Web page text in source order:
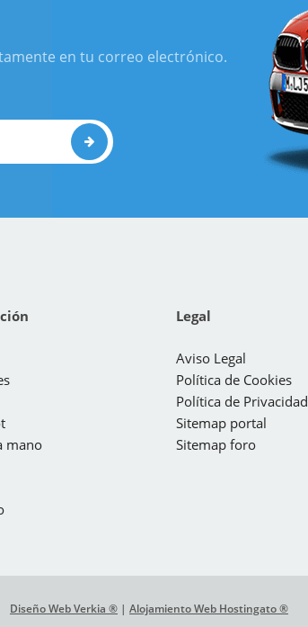
en tu correo electrónico.
mano
Legal
Aviso Legal
Política de Cookies
Política de Privacidad
Sitemap portal
Sitemap foro
Diseño Web Verkia ® | Alojamiento Web Hostingato ®